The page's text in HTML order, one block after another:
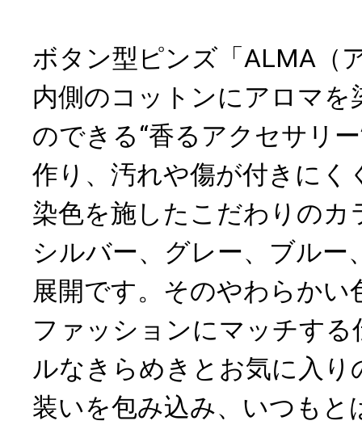
ボタン型ピンズ「ALMA（
内側のコットンにアロマを
のできる“香るアクセサリ
作り、汚れや傷が付きにく
染色を施したこだわりのカ
シルバー、グレー、ブルー
展開です。そのやわらかい
ファッションにマッチす
ルなきらめきとお気に入り
装いを包み込み、いつもと